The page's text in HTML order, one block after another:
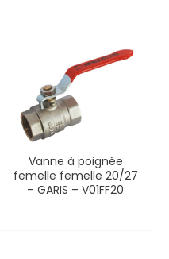
Vanne à poignée
femelle femelle 20/27
– GARIS – V01FF20